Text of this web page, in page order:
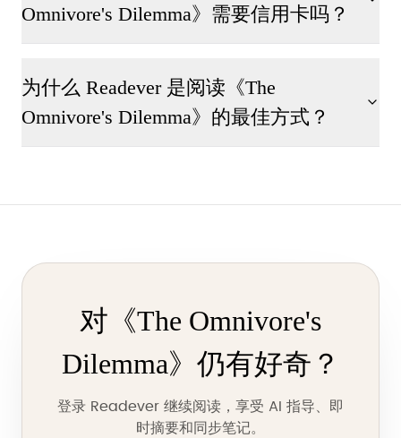
Omnivore's Dilemma》需要信用卡吗？
为什么 Readever 是阅读《The
Omnivore's Dilemma》的最佳方式？
对《The Omnivore's
Dilemma》仍有好奇？
登录 Readever 继续阅读，享受 AI 指导、即
时摘要和同步笔记。